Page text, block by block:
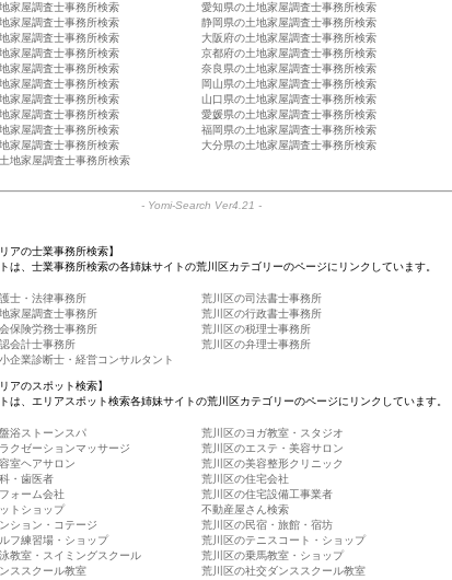
家屋調査士事務所検索
愛知県の土地家屋調査士事務所検索
家屋調査士事務所検索
静岡県の土地家屋調査士事務所検索
家屋調査士事務所検索
大阪府の土地家屋調査士事務所検索
家屋調査士事務所検索
京都府の土地家屋調査士事務所検索
家屋調査士事務所検索
奈良県の土地家屋調査士事務所検索
家屋調査士事務所検索
岡山県の土地家屋調査士事務所検索
家屋調査士事務所検索
山口県の土地家屋調査士事務所検索
家屋調査士事務所検索
愛媛県の土地家屋調査士事務所検索
家屋調査士事務所検索
福岡県の土地家屋調査士事務所検索
家屋調査士事務所検索
大分県の土地家屋調査士事務所検索
地家屋調査士事務所検索
- Yomi-Search Ver4.21 -
アの士業事務所検索】
は、士業事務所検索の各姉妹サイトの荒川区カテゴリーのページにリンクしています。
士・法律事務所
荒川区の司法書士事務所
家屋調査士事務所
荒川区の行政書士事務所
保険労務士事務所
荒川区の税理士事務所
会計士事務所
荒川区の弁理士事務所
企業診断士・経営コンサルタント
アのスポット検索】
は、エリアスポット検索各姉妹サイトの荒川区カテゴリーのページにリンクしています。
浴ストーンスパ
荒川区のヨガ教室・スタジオ
クゼーションマッサージ
荒川区のエステ・美容サロン
室ヘアサロン
荒川区の美容整形クリニック
・歯医者
荒川区の住宅会社
ォーム会社
荒川区の住宅設備工事業者
トショップ
不動産屋さん検索
ション・コテージ
荒川区の民宿・旅館・宿坊
フ練習場・ショップ
荒川区のテニスコート・ショップ
教室・スイミングスクール
荒川区の乗馬教室・ショップ
ススクール教室
荒川区の社交ダンススクール教室